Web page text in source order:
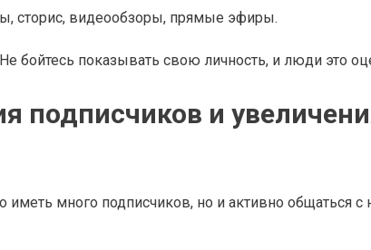
сторис, видеообзоры, прямые эфиры.
бойтесь показывать свою личность, и люди это
подписчиков и
иметь много подписчиков, но и активно общаться